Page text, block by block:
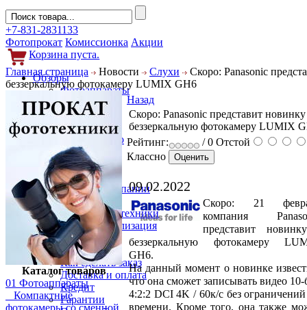
+7-831-2831133
Фотопрокат Комиссионка Акции
Корзина пуста.
Обзоры
Фотоаппараты
Объективы
Фильтры
Новости
Фото и видео
Гаджеты
Аксессуары
Слухи
Новости компании
Услуги
Прокат фототехники
Выкуп и реализация
Покупателям
Акции
Как сделать заказ
Доставка и оплата
Кредит
Гарантии
Главная страница Новости Слухи
Скоро: Panasonic
беззеркальную фотокамеру LUMIX GH6
Каталог товаров
01 Фотоаппараты
Компактные
фотокамеры со сменной
Назад
Скоро: Panasonic представит
беззеркальную фотокамеру LUMIX
Рейтинг:
/ 0 Отстой
Классно
09.02.2022
Скоро: 21
компания
представит
беззеркальную фотокамеру
GH6.
На данный момент о новинке
что она сможет записывать видео 10-
4:2:2 DCI 4K / 60к/с без
времени. Кроме того, она также